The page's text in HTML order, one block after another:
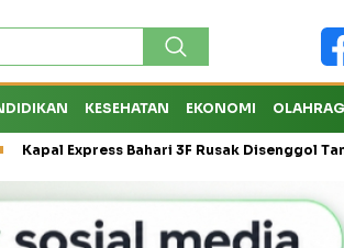
KESEHATAN EKONOMI
Bahari 3F Rusak Disenggol Tanker